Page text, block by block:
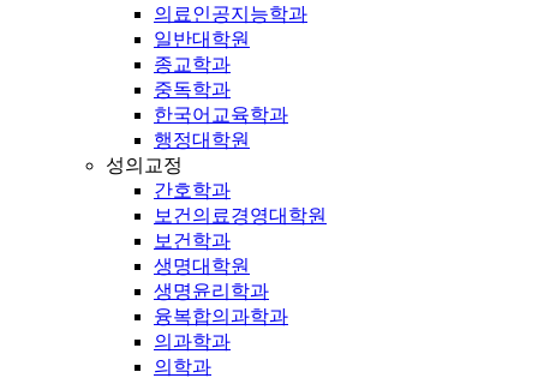
의료인공지능학과
일반대학원
종교학과
중독학과
한국어교육학과
행정대학원
성의교정
간호학과
보건의료경영대학원
보건학과
생명대학원
생명윤리학과
융복합의과학과
의과학과
의학과